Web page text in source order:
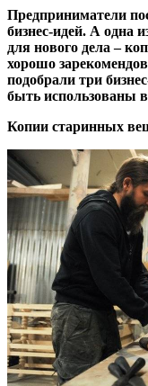
Предприниматели
бизнес-идей. А одна
для нового дела –
хорошо
подобрали три
быть использованы
Копии старинных